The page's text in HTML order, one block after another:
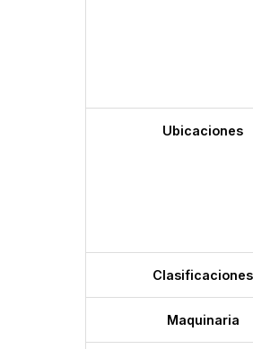
Ubicaciones
Clasificaciones
Maquinaria